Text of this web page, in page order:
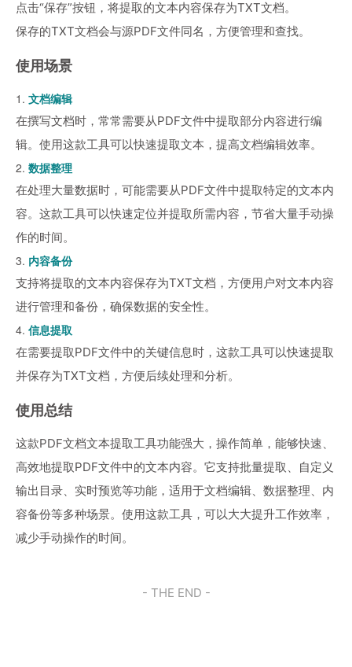
点击“保存”按钮，将提取的文本内容保存为TXT文档。
保存的TXT文档会与源PDF文件同名，方便管理和查找。
使用场景
1. 文档编辑
在撰写文档时，常常需要从PDF文件中提取部分内容进行编
辑。使用这款工具可以快速提取文本，提高文档编辑效率。
2. 数据整理
在处理大量数据时，可能需要从PDF文件中提取特定的文本内
容。这款工具可以快速定位并提取所需内容，节省大量手动操
作的时间。
3. 内容备份
支持将提取的文本内容保存为TXT文档，方便用户对文本内容
进行管理和备份，确保数据的安全性。
4. 信息提取
在需要提取PDF文件中的关键信息时，这款工具可以快速提取
并保存为TXT文档，方便后续处理和分析。
使用总结
这款PDF文档文本提取工具功能强大，操作简单，能够快速、
高效地提取PDF文件中的文本内容。它支持批量提取、自定义
输出目录、实时预览等功能，适用于文档编辑、数据整理、内
容备份等多种场景。使用这款工具，可以大大提升工作效率，
减少手动操作的时间。
- THE END -